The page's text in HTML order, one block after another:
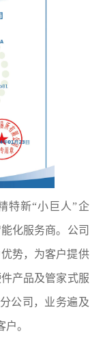
特新“小巨人”企
化服务商。公司
势，为客户提供
产品及管家式服
公司，业务遍及
。